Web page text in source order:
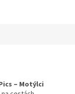
– Motýlci